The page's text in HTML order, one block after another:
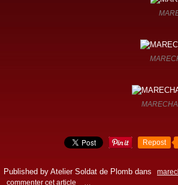
Repost
Published by Atelier Soldat de Plomb dans
commenter cet article
…